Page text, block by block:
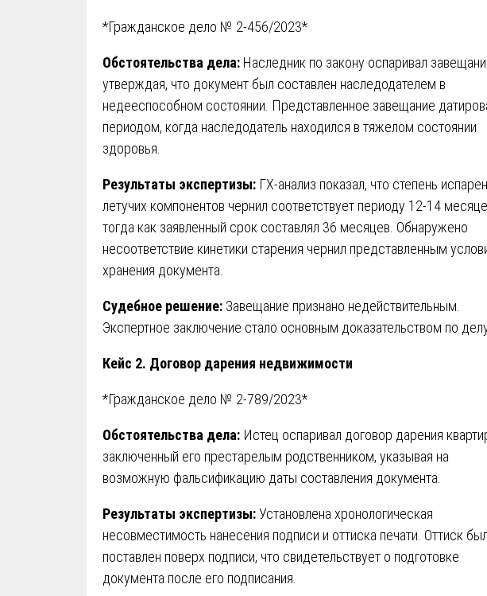
*Гражданское дело № 2-456/2023*
Обстоятельства дела: Наследник по закону оспаривал
утверждая, что документ был составлен наследодателем в
недееспособном состоянии. Представленное завещание
периодом, когда наследодатель находился в тяжелом состоянии
здоровья.
Результаты экспертизы: ГХ-анализ показал, что степень
летучих компонентов чернил соответствует периоду 12-14
тогда как заявленный срок составлял 36 месяцев. Обнаружено
несоответствие кинетики старения чернил представленным
хранения документа.
Судебное решение: Завещание признано недействительным.
Экспертное заключение стало основным доказательством по
Кейс 2. Договор дарения недвижимости
*Гражданское дело № 2-789/2023*
Обстоятельства дела: Истец оспаривал договор дарения
заключенный его престарелым родственником, указывая на
возможную фальсификацию даты составления документа.
Результаты экспертизы:Установлена хронологическая
несовместимость нанесения подписи и оттиска печати. Оттиск был
поставлен поверх подписи, что свидетельствует о подготовке
документа после его подписания.